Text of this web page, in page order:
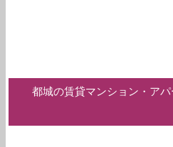
都城の賃貸マンション・ア